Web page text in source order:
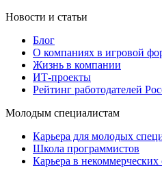
Новости и статьи
Блог
О компаниях в игровой
Жизнь в компании
ИТ-проекты
Рейтинг работодателей
Молодым специалистам
Карьера для молодых
Школа программистов
Карьера в некоммерческих